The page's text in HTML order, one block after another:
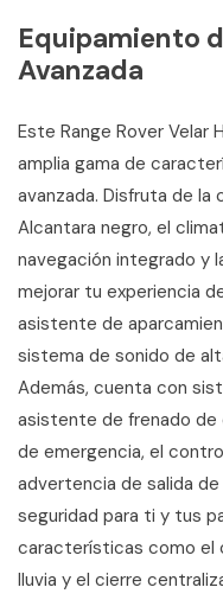
Equipamiento
Avanzada
Este Range Rover Velar
amplia gama de
avanzada. Disfruta de
Alcantara negro, el
navegación integrado y
mejorar tu experiencia
asistente de
sistema de sonido de
Además, cuenta con
asistente de frenado de
de emergencia, el
advertencia de salida de
seguridad para ti y tus
características como el
lluvia y el cierre